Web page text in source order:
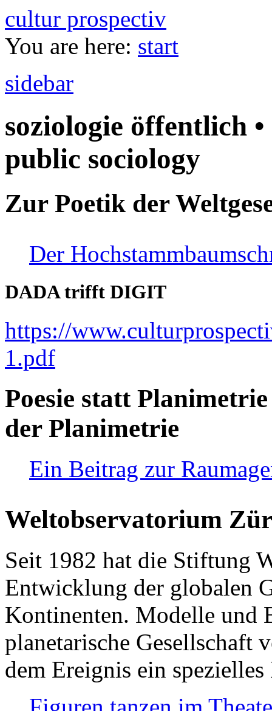
cultur prospectiv
You are here: start
sidebar
soziologie öffentlich
public sociology
Zur Poetik der
Der
DADA trifft DIGIT
https://
1.pdf
Poesie statt
der Planimetrie
Ein Beitrag zur
Weltobservatorium
Seit 1982 hat die Stiftung
Entwicklung der globalen
Kontinenten. Modelle und
planetarische Gesellschaft
dem Ereignis ein